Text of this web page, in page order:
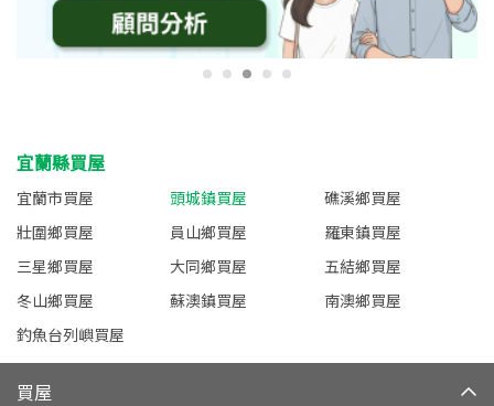
宜蘭縣買屋
宜蘭市買屋 頭城鎮買屋
礁溪鄉買屋
壯圍鄉買屋
員山鄉買屋
羅東鎮買屋
三星鄉買屋
大同鄉買屋
五結鄉買屋
冬山鄉買屋
蘇澳鎮買屋
南澳鄉買屋
釣魚台列嶼買屋
買屋